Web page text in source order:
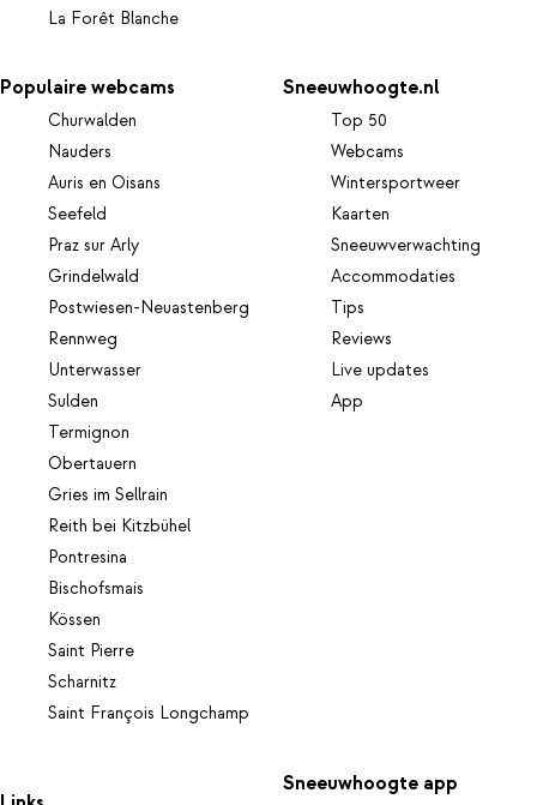
La Forêt Blanche
Populaire webcams
Churwalden
Nauders
Auris en Oisans
Seefeld
Praz sur Arly
Grindelwald
Postwiesen-Neuastenberg
Rennweg
Unterwasser
Sulden
Termignon
Obertauern
Gries im Sellrain
Reith bei Kitzbühel
Pontresina
Bischofsmais
Kössen
Saint Pierre
Scharnitz
Saint François Longchamp
Sneeuwhoogte.nl
Top 50
Webcams
Wintersportweer
Kaarten
Sneeuwverwachting
Accommodaties
Tips
Reviews
Live updates
App
Sneeuwhoogte app